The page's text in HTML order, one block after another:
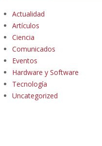
Actualidad
Artículos
Ciencia
Comunicados
Eventos
Hardware y Software
Tecnología
Uncategorized